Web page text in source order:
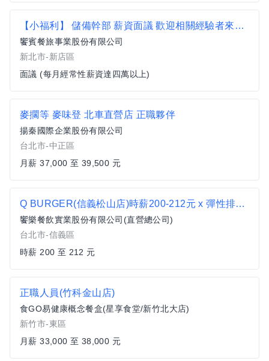
【小福利】 儲備幹部 薪資面議 歡迎相關經驗者來挑戰【新店區】
饗賓餐旅事業股份有限公司
新北市-新店區
面議 (每月經常性薪資達四萬以上)
麥擱等 麥味登 北車直營店 正職夥伴
揚秦國際企業股份有限公司
台北市-中正區
月薪 37,000 至 39,500 元
Q BURGER(信義松山店)時薪200-212元 x 彈性排班 x 雙週發薪快又讚
饗樂餐飲實業股份有限公司(直營總公司)
台北市-信義區
時薪 200 至 212 元
正職人員(竹科金山店)
食GO易健康概念餐盒(星享食堂/新竹北大店)
新竹市-東區
月薪 33,000 至 38,000 元